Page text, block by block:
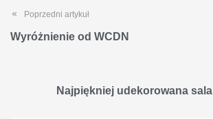
Poprzedni artykuł
Wyróżnienie od WCDN
Najpiękniej udekorowana